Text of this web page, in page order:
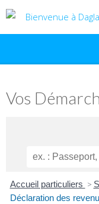
Vos
Accueil particuliers >
Déclaration des